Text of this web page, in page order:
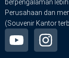
berpengalaman
Perusahaan dan
(Souvenir Kantor